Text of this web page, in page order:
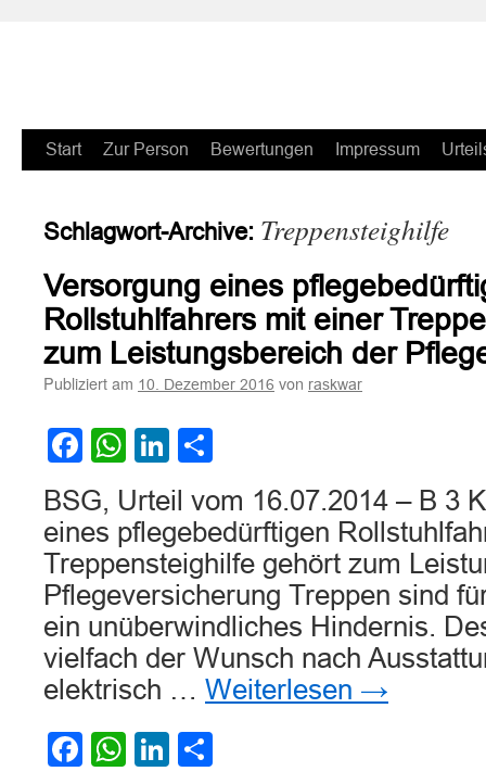
Zum
springen
Start Zur Person Bewertungen Impressum
Schlagwort-Archive: Treppensteighilfe
Versorgung eines
Rollstuhlfahrers mit einer
zum Leistungsbereich der
Publiziert am 10. Dezember 2016 von raskwar
Facebook
WhatsApp
LinkedIn
BSG, Urteil vom 16.07.2014 – B 3
eines pflegebedürftigen
Treppensteighilfe gehört zum
Pflegeversicherung Treppen sind
ein unüberwindliches Hindernis.
vielfach der Wunsch nach
elektrisch … Weiterlesen →
Facebook
WhatsApp
LinkedIn